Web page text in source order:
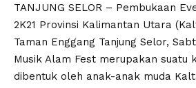
TANJUNG SELOR – Pembukaan
2K21 Provinsi Kalimantan Utara
Taman Enggang Tanjung Selor,
Musik Alam Fest merupakan suatu
dibentuk oleh anak-anak muda